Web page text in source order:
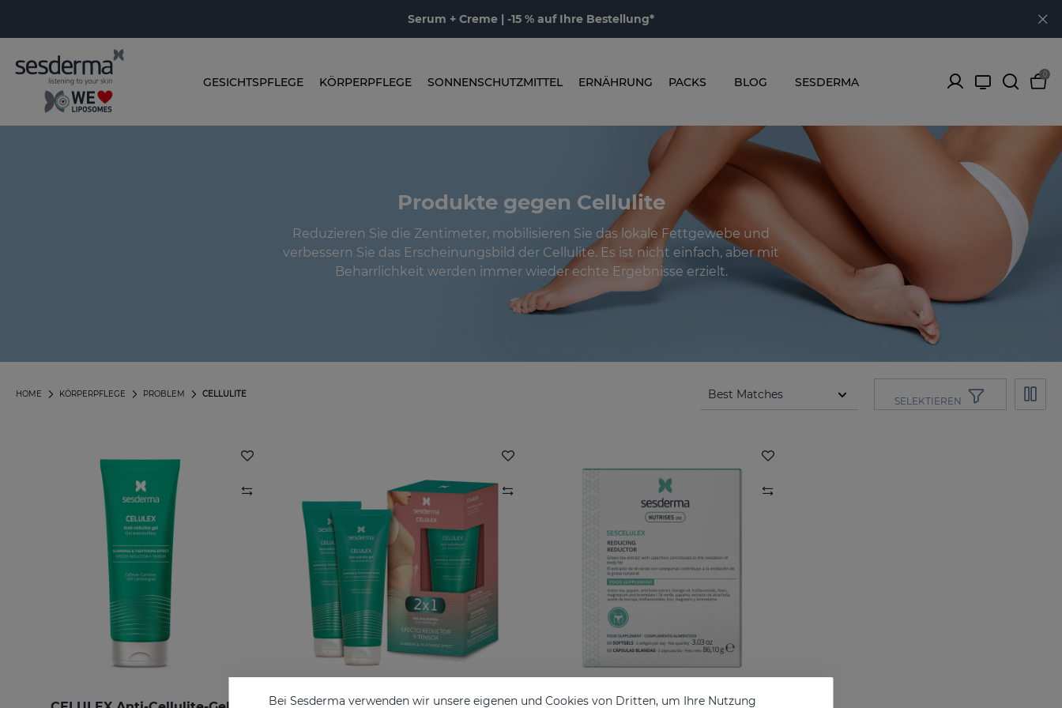
Serum + Creme | -15 % auf Ihre Bestellung*
GESICHTSPFLEGE KÖRPERPFLEGE SONNENSCHUTZMITTEL ERNÄHRUNG PACKS BLOG SESDERMA
0
Produkte gegen Cellulite
Reduzieren Sie die Zentimeter, mobilisieren Sie das lokale Fettgewebe und
verbessern Sie das Erscheinungsbild der Cellulite. Es ist nicht einfach, aber mit
Beharrlichkeit werden immer wieder echte Ergebnisse erzielt.
CELLULITE
PROBLEM
KÖRPERPFLEGE
HOME
SELEKTIEREN
Bei Sesderma verwenden wir unsere eigenen und Cookies von Dritten, um Ihre Nutzung